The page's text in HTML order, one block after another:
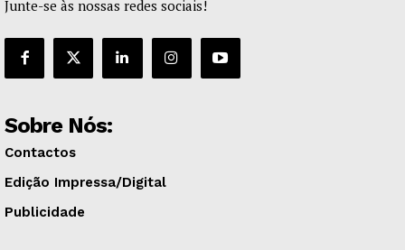
Junte-se às nossas redes sociais!
Sobre Nós:
Contactos
Edição Impressa/Digital
Publicidade